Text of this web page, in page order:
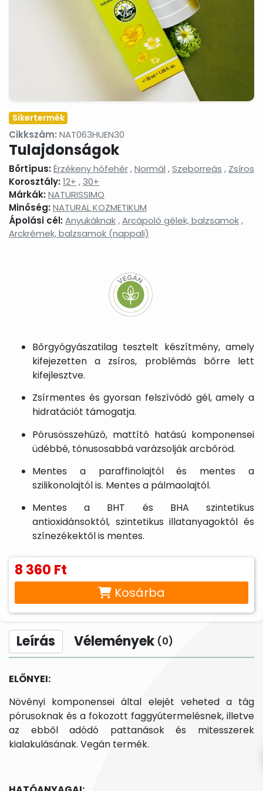
termékek
Masszázsolajok,
masszázsgélek
Nyak-
és
dekoltázs
ápolók
Arctisztítás,
arctej,
arctisztító
gél,
víz
Sampon
és
hajápolás,
hajbalzsam,
Szemkörnyékápolók,
szemránckrémek,
szempilla hatóanyagtestápoló
Tonikok,
splashek
Tusfürdők,
folyékony
Babáknak
&
Sikertermék
Cikkszám: NAT063HUEN30
Tulajdonságok
Bőrtípus:Érzékeny hófehér,Normál ,Szeborreás , Zsíros
Korosztály:12+ ,30+
Márkák:NATURISSIMO
Minőség:NATURAL KOZMETIKUM
Ápolási cél:Anyukáknak,Arcápoló gélek, balzsamok,
Arckrémek, balzsamok (nappali)
8 360 Ft
Kosárba
Bőrgyógyászatilag tesztelt készítmény, amely
kifejezetten a zsíros, problémás bőrre lett
kifejlesztve.
Zsírmentes és gyorsan felszívódó gél, amely a
hidratációt támogatja.
Pórusösszehúzó, mattító hatású komponensei
üdébbé, tónusosabbá varázsolják arcbőröd.
Mentes a paraffinolajtól és mentes a
szilikonolajtól is. Mentes a pálmaolajtól.
Mentes a BHT és BHA szintetikus
antioxidánsoktól, szintetikus illatanyagoktól és
színezékektől is mentes.
Leírás Vélemények (0)
ELŐNYEI:
Növényi komponensei által elejét veheted a tág
pórusoknak és a fokozott faggyútermelésnek, illetve
az ebből adódó pattanások és mitesszerek
kialakulásának. Vegán termék.